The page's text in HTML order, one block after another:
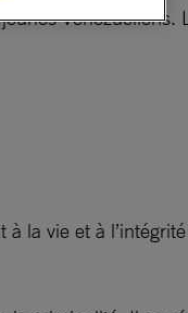
Vénézuéliens.
la vie et à